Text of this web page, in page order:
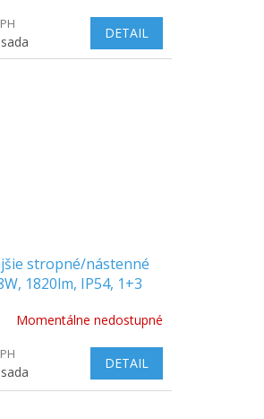
DETAIL
stropné/nástenné
1820lm, IP54, 1+3
Momentálne nedostupné
DETAIL